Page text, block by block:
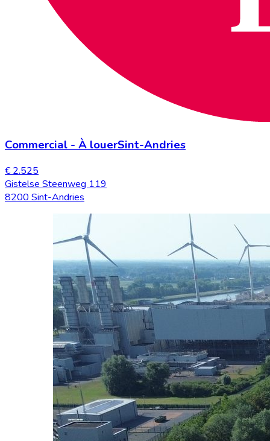
Commercial - À louerSint-Andries
€ 2.525
Gistelse Steenweg 119
8200 Sint-Andries